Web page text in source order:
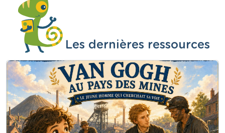
Les dernières ressources